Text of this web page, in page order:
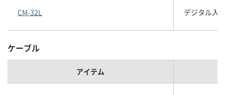
CM-32L デジタル入
ケーブル
アイテム